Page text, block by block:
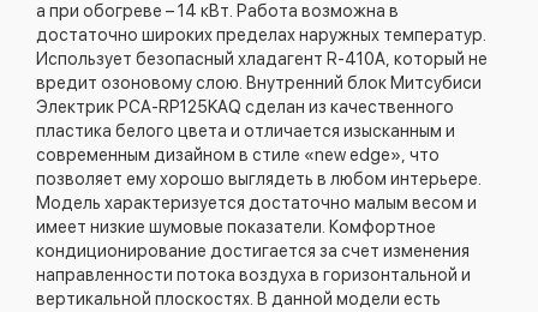
а при обогреве – 14 кВт. Работа возможна в
достаточно широких пределах наружных температур.
Использует безопасный хладагент R-410A, который не
вредит озоновому слою. Внутренний блок Митсубиси
Электрик PCA-RP125KAQ сделан из качественного
пластика белого цвета и отличается изысканным и
современным дизайном в стиле «new edge», что
позволяет ему хорошо выглядеть в любом интерьере.
Модель характеризуется достаточно малым весом и
имеет низкие шумовые показатели. Комфортное
кондиционирование достигается за счет изменения
направленности потока воздуха в горизонтальной и
вертикальной плоскостях. В данной модели есть